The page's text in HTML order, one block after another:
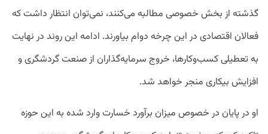
گذشته از بخش خصوصی مطالبه می‌کنند، نمی‌توان انتظار داشت که
فعالان اقتصادی در این چرخه دوام بیاورند. ادامه این روند در نهایت
به تعطیلی کسب‌وکارها، خروج سرمایه‌گذاران از صنعت گردشگری و
افزایش بیکاری منجر خواهد شد.
او در پایان در خصوص میزان برآورد خسارت وارد شده به این حوزه